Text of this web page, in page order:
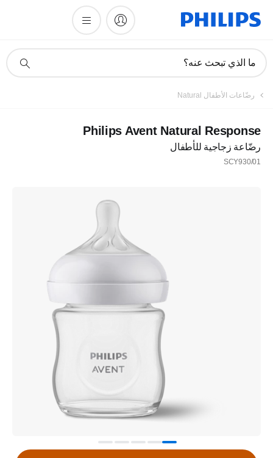
دعم
ما الذي تبحث عنه؟
رضّاعات الأطفال Natural
Philips Avent Natural Response
رضّاعة زجاجية للأطفال
SCY930/01